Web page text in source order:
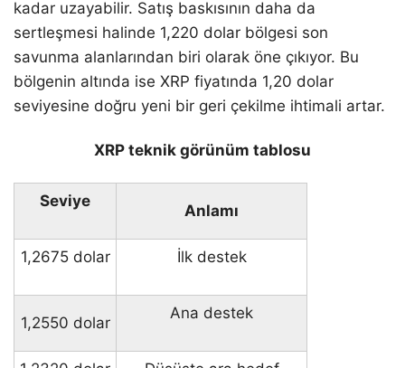
kadar uzayabilir. Satış baskısının daha da
sertleşmesi halinde 1,220 dolar bölgesi son
savunma alanlarından biri olarak öne çıkıyor. Bu
bölgenin altında ise XRP fiyatında 1,20 dolar
seviyesine doğru yeni bir geri çekilme ihtimali artar.
XRP teknik görünüm tablosu
Seviye
Anlamı
1,2675 dolar İlk destek
1,2550 dolar
Ana destek